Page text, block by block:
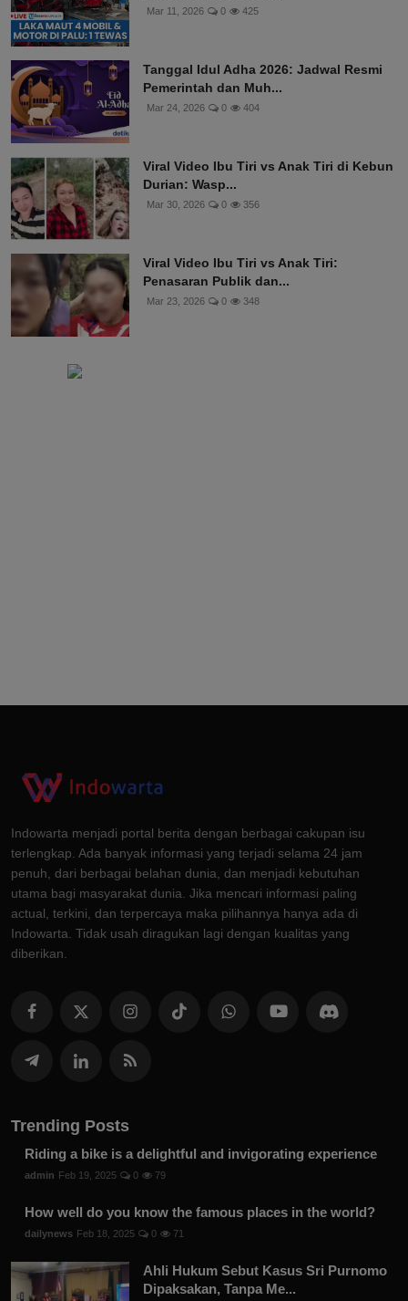
Mar 11, 2026 0 425
Tanggal Idul Adha 2026: Jadwal Resmi
Pemerintah dan Muh...
Mar 24, 2026 0 404
Viral Video Ibu Tiri vs Anak Tiri di Kebun
Durian: Wasp...
Mar 30, 2026 0 356
Viral Video Ibu Tiri vs Anak Tiri:
Penasaran Publik dan...
Mar 23, 2026 0 348
Indowarta menjadi portal berita dengan berbagai cakupan isu
terlengkap. Ada banyak informasi yang terjadi selama 24 jam
penuh, dari berbagai belahan dunia, dan menjadi kebutuhan
utama bagi masyarakat dunia. Jika mencari informasi paling
actual, terkini, dan terpercaya maka pilihannya hanya ada di
Indowarta. Tidak usah diragukan lagi dengan kualitas yang
diberikan.
Trending Posts
Riding a bike is a delightful and invigorating experience
admin Feb 19, 2025 0 79
How well do you know the famous places in the world?
dailynews Feb 18, 2025 0 71
Ahli Hukum Sebut Kasus Sri Purnomo
Dipaksakan, Tanpa Me...